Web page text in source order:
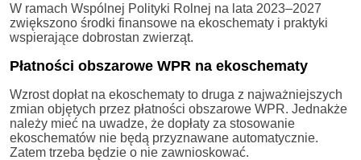
W ramach Wspólnej Polityki Rolnej na lata 2023–2027
zwiększono środki finansowe na ekoschematy i praktyki
wspierające dobrostan zwierząt.
Płatności obszarowe WPR na ekoschematy
Wzrost dopłat na ekoschematy to druga z najważniejszych
zmian objętych przez płatności obszarowe WPR. Jednakże
należy mieć na uwadze, że dopłaty za stosowanie
ekoschematów nie będą przyznawane automatycznie.
Zatem trzeba będzie o nie zawnioskować.